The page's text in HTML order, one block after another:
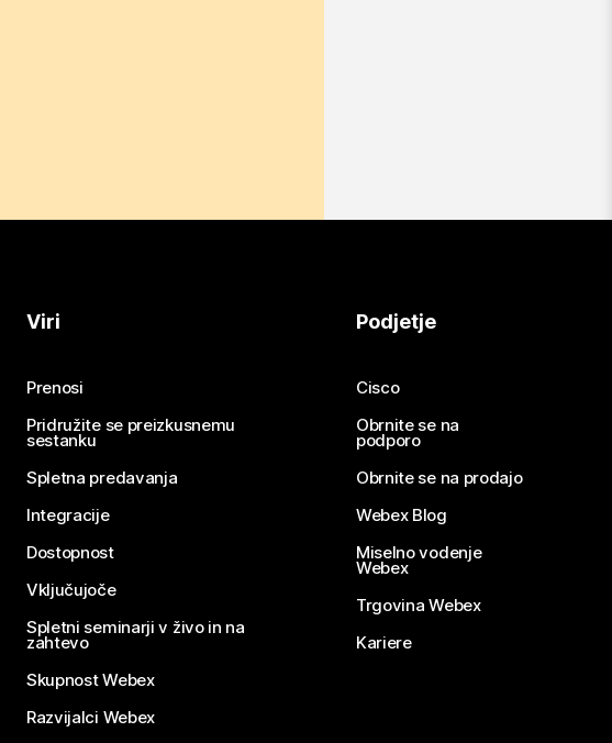
Viri
Prenosi
Pridružite se preizkusnemu
sestanku
Spletna predavanja
Integracije
Dostopnost
Vključujoče
Spletni seminarji v živo in na
zahtevo
Skupnost Webex
Razvijalci Webex
Podjetje
Cisco
Obrnite se na
podporo
Obrnite se na prodajo
Webex Blog
Miselno vodenje
Webex
Trgovina Webex
Kariere